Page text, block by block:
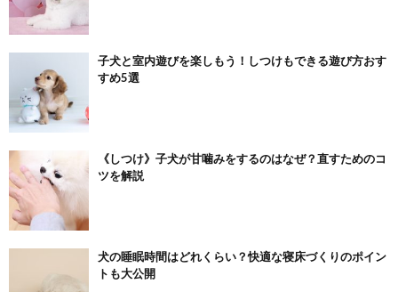
子犬と室内遊びを楽しもう！しつけもできる遊び方おす
すめ5選
《しつけ》子犬が甘噛みをするのはなぜ？直すためのコ
ツを解説
犬の睡眠時間はどれくらい？快適な寝床づくりのポイン
トも大公開